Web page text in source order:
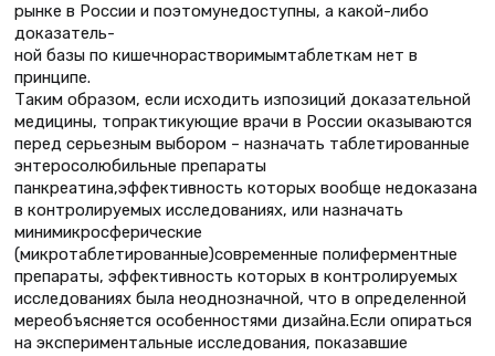
рынке в России и поэтомунедоступны, а какой-либо
доказатель-
ной базы по кишечнорастворимымтаблеткам нет в
принципе.
Таким образом, если исходить изпозиций доказательной
медицины, топрактикующие врачи в России оказываются
перед серьезным выбором – назначать таблетированные
энтеросолюбильные препараты
панкреатина,эффективность которых вообще недоказана
в контролируемых исследованиях, или назначать
минимикросферические
(микротаблетированные)современные полиферментные
препараты, эффективность которых в контролируемых
исследованиях была неоднозначной, что в определенной
мереобъясняется особенностями дизайна.Если опираться
на экспериментальные исследования, показавшие